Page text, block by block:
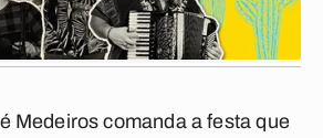
Medeiros comanda a festa que